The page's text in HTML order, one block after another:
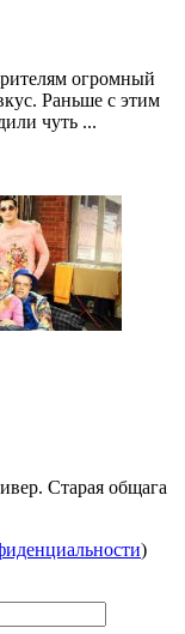
огромный
Раньше с этим
чуть ...
Старая общага
)